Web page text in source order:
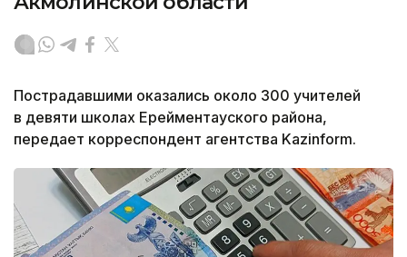
Пострадавшими оказались около 300 учителей
в девяти школах Ерейментауского района,
передает корреспондент агентства Kazinform.